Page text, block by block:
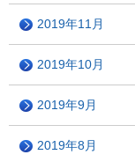
2019年11月
2019年10月
2019年9月
2019年8月